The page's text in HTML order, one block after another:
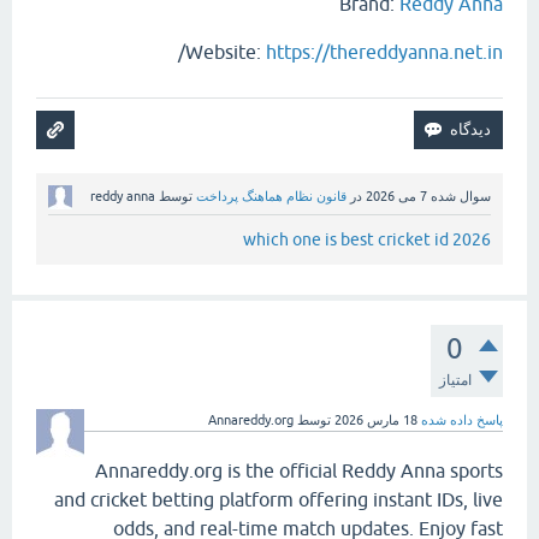
Website: https://thereddyanna.net.in
/
سوال شده 7 می 2026 در قانون نظام هماهنگ پرداخت توسط reddy anna
which one is best cricket id 2026
0
امتیاز
پاسخ داده شده 18 مارس 2026 توسط Annareddy.org
Annareddy.org is the official Reddy Anna sports
and cricket betting platform offering instant IDs, live
odds, and real-time match updates. Enjoy fast